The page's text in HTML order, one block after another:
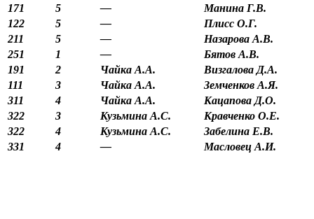
171
5 —
Манина Г.В.
122
5 —
Плисс О.Г.
211
5 —
Назарова А.В.
251
1 —
Бятов А.В.
191
2 Чайка А.А.
Визгалова Д.А.
111
3 Чайка А.А.
Земченков А.Я.
311
4 Чайка А.А.
Кацапова Д.О.
322
3 Кузьмина А.С.
Кравченко О.Е.
322
4 Кузьмина А.С.
Забелина Е.В.
331
4 — Масловец А.И.